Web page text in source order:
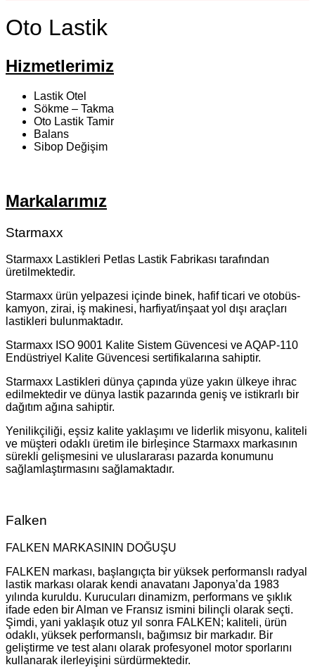
Oto Lastik
Hizmetlerimiz
Lastik Otel
Sökme – Takma
Oto Lastik Tamir
Balans
Sibop Değişim
Markalarımız
Starmaxx
Starmaxx Lastikleri Petlas Lastik Fabrikası tarafından
üretilmektedir.
Starmaxx ürün yelpazesi içinde binek, hafif ticari ve otobüs-
kamyon, zirai, iş makinesi, harfiyat/inşaat yol dışı araçları
lastikleri bulunmaktadır.
Starmaxx ISO 9001 Kalite Sistem Güvencesi ve AQAP-110
Endüstriyel Kalite Güvencesi sertifikalarına sahiptir.
Starmaxx Lastikleri dünya çapında yüze yakın ülkeye ihrac
edilmektedir ve dünya lastik pazarında geniş ve istikrarlı bir
dağıtım ağına sahiptir.
Yenilikçiliği, eşsiz kalite yaklaşımı ve liderlik misyonu, kaliteli
ve müşteri odaklı üretim ile birleşince Starmaxx markasının
sürekli gelişmesini ve uluslararası pazarda konumunu
sağlamlaştırmasını sağlamaktadır.
Falken
FALKEN MARKASININ DOĞUŞU
FALKEN markası, başlangıçta bir yüksek performanslı radyal
lastik markası olarak kendi anavatanı Japonya’da 1983
yılında kuruldu. Kurucuları dinamizm, performans ve şıklık
ifade eden bir Alman ve Fransız ismini bilinçli olarak seçti.
Şimdi, yani yaklaşık otuz yıl sonra FALKEN; kaliteli, ürün
odaklı, yüksek performanslı, bağımsız bir markadır. Bir
geliştirme ve test alanı olarak profesyonel motor sporlarını
kullanarak ilerleyişini sürdürmektedir.